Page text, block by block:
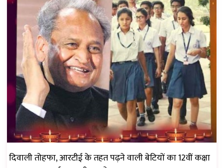
दिवाली तोहफा, आरटीई के तहत पढ़ने वाली बेटियों का 12वीं कक्षा